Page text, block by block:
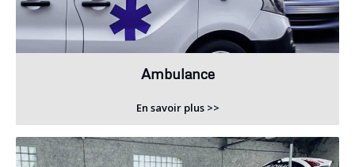
Ambulance
En savoir plus >>